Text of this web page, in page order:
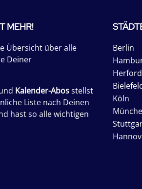
MEHR!
Übersicht über alle
Deiner
Kalender-Abosstellst
Liste nach Deinen
hast so alle wichtigen
Berlin
Herford
Köln